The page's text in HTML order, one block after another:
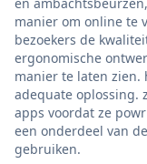
manier om online te
bezoekers de
ergonomische
manier te laten zien.
adequate oplossing.
apps voordat ze
een onderdeel van
gebruiken.